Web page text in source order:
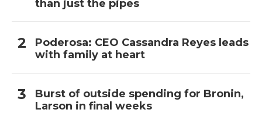
than just the pipes
Poderosa: CEO Cassandra Reyes leads
with family at heart
Burst of outside spending for Bronin,
Larson in final weeks